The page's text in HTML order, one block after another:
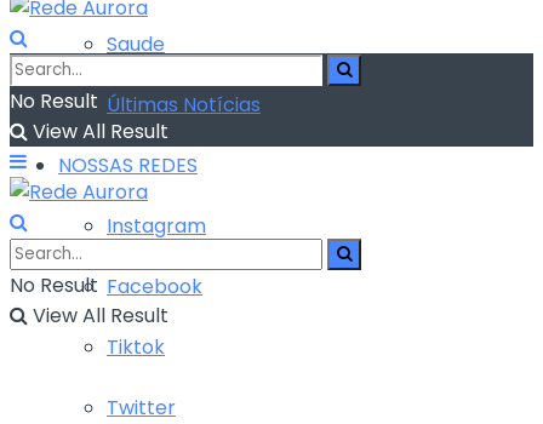
Saude
Últimas Notícias
NOSSAS REDES
Instagram
Facebook
Tiktok
Twitter
No Result
View All Result
No Result
View All Result